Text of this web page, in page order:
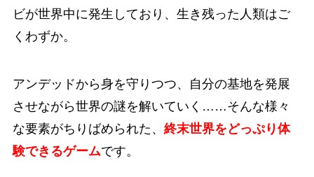
ビが世界中に発生しており、生き残った人類はご
くわずか。
アンデッドから身を守りつつ、自分の基地を発展
させながら世界の謎を解いていく……そんな様々
な要素がちりばめられた、 終末世界をどっぷり体
験できるゲームです。